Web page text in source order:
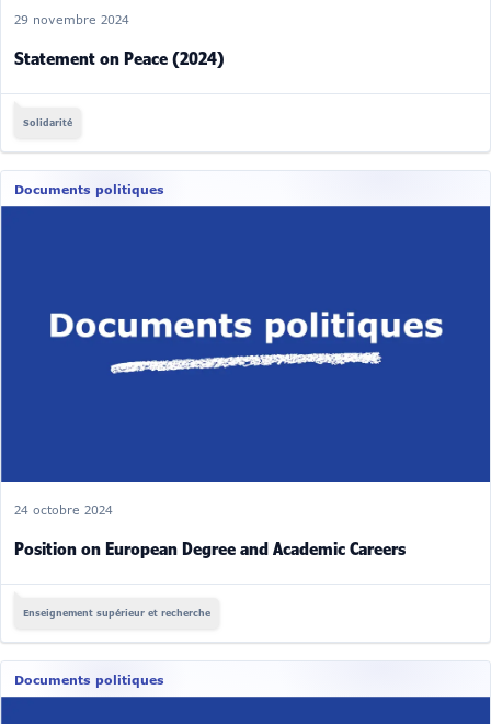
29 novembre 2024
Statement on Peace (2024)
Solidarité
Documents politiques
24 octobre 2024
Position on European Degree and Academic Careers
Enseignement supérieur et recherche
Documents politiques